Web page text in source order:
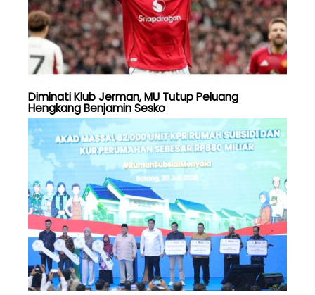
Diminati Klub Jerman, MU Tutup Peluang
Hengkang Benjamin Sesko